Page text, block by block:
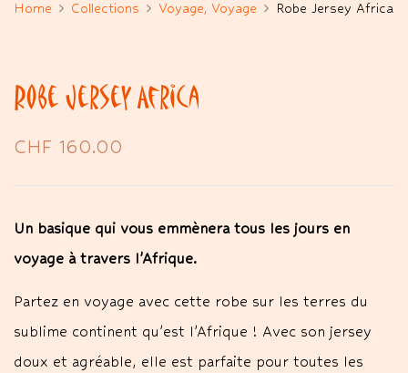
Home Collections Voyage, Voyage Robe Jersey Africa
Robe Jersey Africa
CHF 160.00
Un basique qui vous emmènera tous les jours en
voyage à travers l’Afrique.
Partez en voyage avec cette robe sur les terres du
sublime continent qu’est l’Afrique ! Avec son jersey
doux et agréable, elle est parfaite pour toutes les